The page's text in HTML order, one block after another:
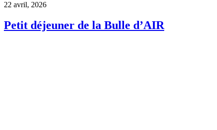
22 avril, 2026
Petit déjeuner de la Bulle d’AIR